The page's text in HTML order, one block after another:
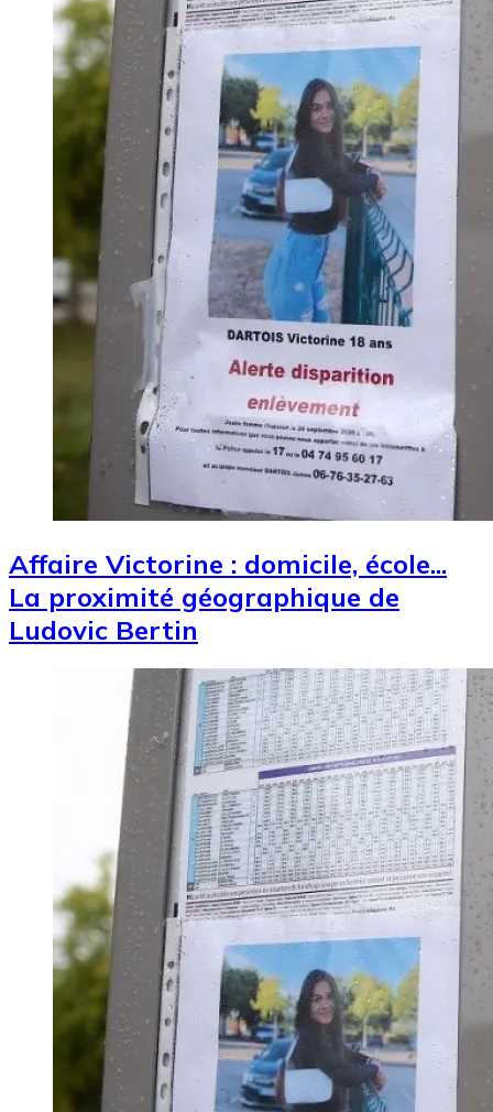
Affaire Victorine : domicile, école...
La proximité géographique de
Ludovic Bertin